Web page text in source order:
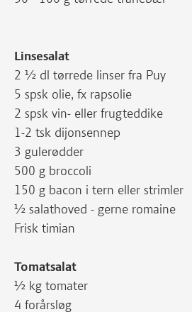
Linsesalat
2 ½ dl tørrede linser fra Puy
5 spsk olie, fx rapsolie
2 spsk vin- eller frugteddike
1-2 tsk dijonsennep
3 gulerødder
500 g broccoli
150 g bacon i tern eller strimler
½ salathoved - gerne romaine
Frisk timian
Tomatsalat
½ kg tomater
4 forårsløg